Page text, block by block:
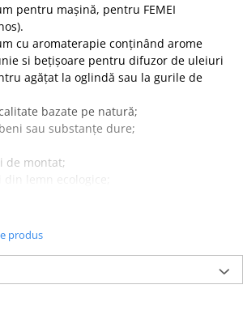
pentru mașină, pentru FEMEI
cu aromaterapie conținând arome
si bețișoare pentru difuzor de uleiuri
agățat la oglindă sau la gurile de
bazate pe natură;
sau substanțe dure;
de montat;
lemn ecologice;
șoferi;
de acest Parfum Premium
.
produs